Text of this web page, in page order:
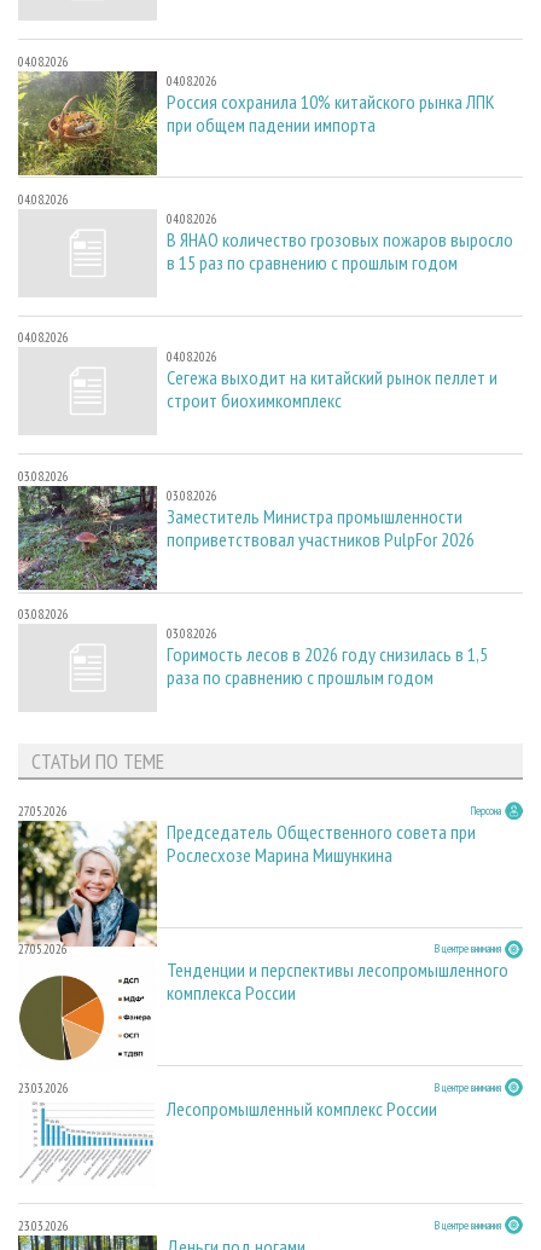
04.08.2026
04.08.2026
Россия сохранила 10% китайского рынка ЛПК
при общем падении импорта
04.08.2026
04.08.2026
В ЯНАО количество грозовых пожаров выросло
в 15 раз по сравнению с прошлым годом
04.08.2026
04.08.2026
Сегежа выходит на китайский рынок пеллет и
строит биохимкомплекс
03.08.2026
03.08.2026
Заместитель Министра промышленности
поприветствовал участников PulpFor 2026
03.08.2026
03.08.2026
Горимость лесов в 2026 году снизилась в 1,5
раза по сравнению с прошлым годом
СТАТЬИ ПО ТЕМЕ
27.05.2026 Персона
Председатель Общественного совета при
Рослесхозе Марина Мишункина
27.05.2026 В центре внимания
Тенденции и перспективы лесопромышленного
комплекса России
23.03.2026 В центре внимания
Лесопромышленный комплекс России
23.03.2026 В центре внимания